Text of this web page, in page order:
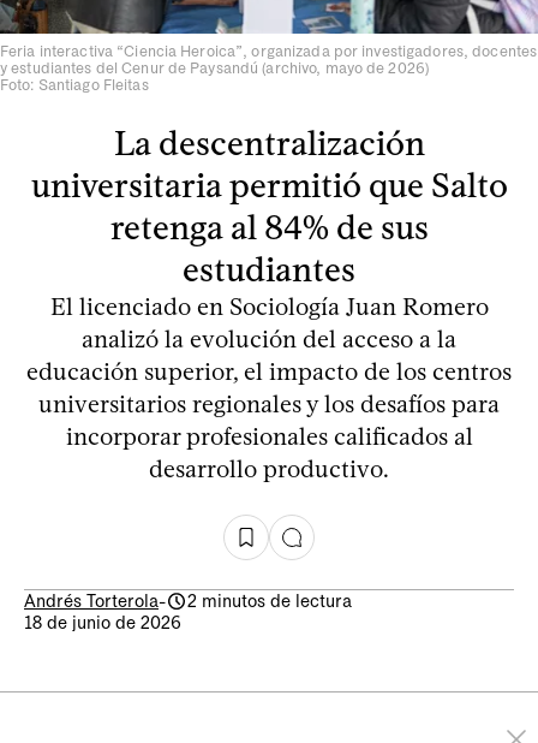
Feria interactiva “Ciencia Heroica”, organizada por investigadores, docentes
y estudiantes del Cenur de Paysandú (archivo, mayo de 2026)
Foto: Santiago Fleitas
La descentralización
universitaria permitió que Salto
retenga al 84% de sus
estudiantes
El licenciado en Sociología Juan Romero
analizó la evolución del acceso a la
educación superior, el impacto de los centros
universitarios regionales y los desafíos para
incorporar profesionales calificados al
desarrollo productivo.
Andrés Torterola-
2 minutos de lectura
18 de junio de 2026